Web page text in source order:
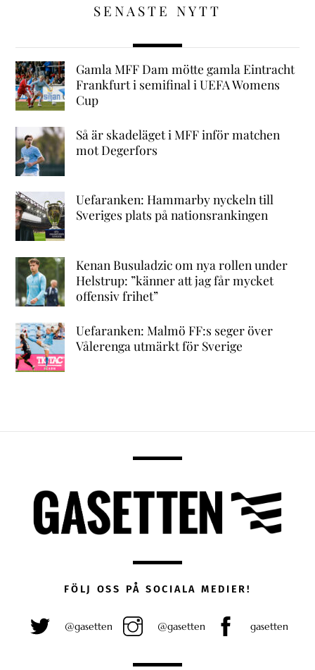
SENASTE NYTT
Gamla MFF Dam mötte gamla Eintracht
Frankfurt i semifinal i UEFA Womens
Cup
Så är skadeläget i MFF inför matchen
mot Degerfors
Uefaranken: Hammarby nyckeln till
Sveriges plats på nationsrankingen
Kenan Busuladzic om nya rollen under
Helstrup: ”känner att jag får mycket
offensiv frihet”
Uefaranken: Malmö FF:s seger över
Vålerenga utmärkt för Sverige
FÖLJ OSS PÅ SOCIALA MEDIER!
@gasetten @gasetten gasetten